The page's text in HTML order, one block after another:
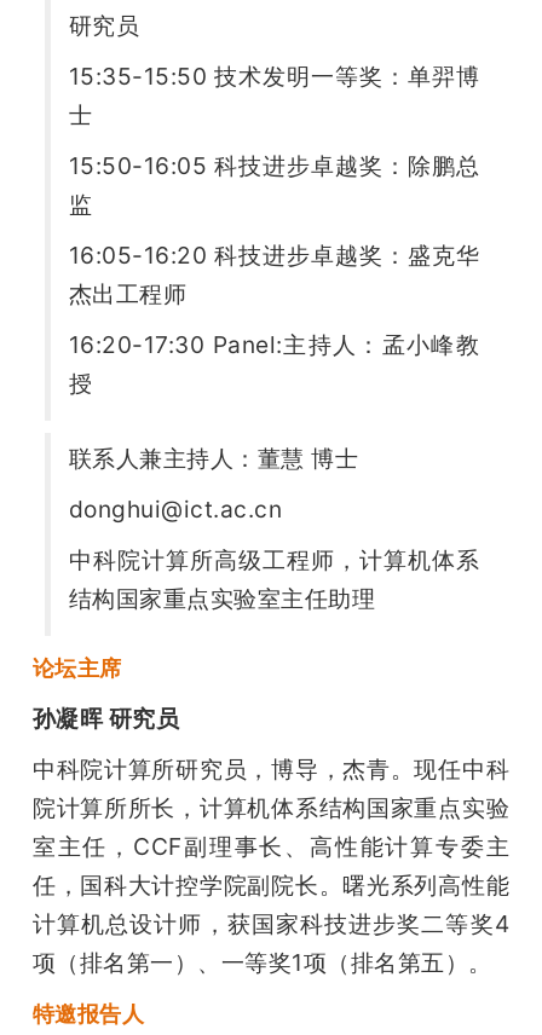
研究员
15:35-15:50 技术发明一等奖：单羿博
士
15:50-16:05 科技进步卓越奖：除鹏总
监
16:05-16:20 科技进步卓越奖：盛克华
杰出工程师
16:20-17:30 Panel:主持人：孟小峰教
授
联系人兼主持人：董慧 博士
donghui@ict.ac.cn
中科院计算所高级工程师，计算机体系
结构国家重点实验室主任助理
论坛主席
孙凝晖 研究员
中科院计算所研究员，博导，杰青。现任中科
院计算所所长，计算机体系结构国家重点实验
室主任，CCF副理事长、高性能计算专委主
任，国科大计控学院副院长。曙光系列高性能
计算机总设计师，获国家科技进步奖二等奖4
项（排名第一）、一等奖1项（排名第五）。
特邀报告人